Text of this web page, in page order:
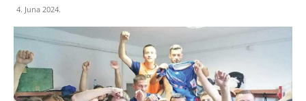
Zenica
4. Juna 2024.